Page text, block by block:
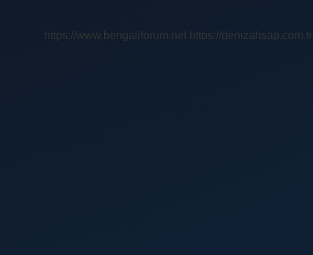
https://www.bengaliforum.net https://denizahsap.com.tr